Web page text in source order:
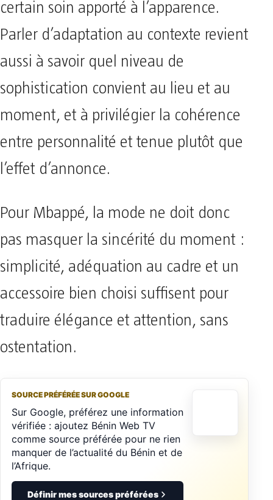
certain soin apporté à l’apparence.
Parler d’adaptation au contexte revient
aussi à savoir quel niveau de
sophistication convient au lieu et au
moment, et à privilégier la cohérence
entre personnalité et tenue plutôt que
l’effet d’annonce.
Pour Mbappé, la mode ne doit donc
pas masquer la sincérité du moment :
simplicité, adéquation au cadre et un
accessoire bien choisi suffisent pour
traduire élégance et attention, sans
ostentation.
SOURCE PRÉFÉRÉE SUR GOOGLE
Sur Google, préférez une information
vérifiée : ajoutez Bénin Web TV
comme source préférée pour ne rien
manquer de l’actualité du Bénin et de
l’Afrique.
Définir mes sources préférées